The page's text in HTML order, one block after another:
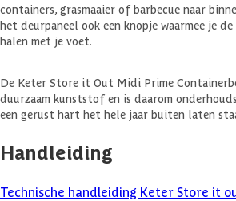
containers, grasmaaier of barbecue naar
het deurpaneel ook een knopje waarmee je
halen met je voet.
De Keter Store it Out Midi Prime
duurzaam kunststof en is daarom
een gerust hart het hele jaar buiten laten
Handleiding
Technische handleiding Keter Store it